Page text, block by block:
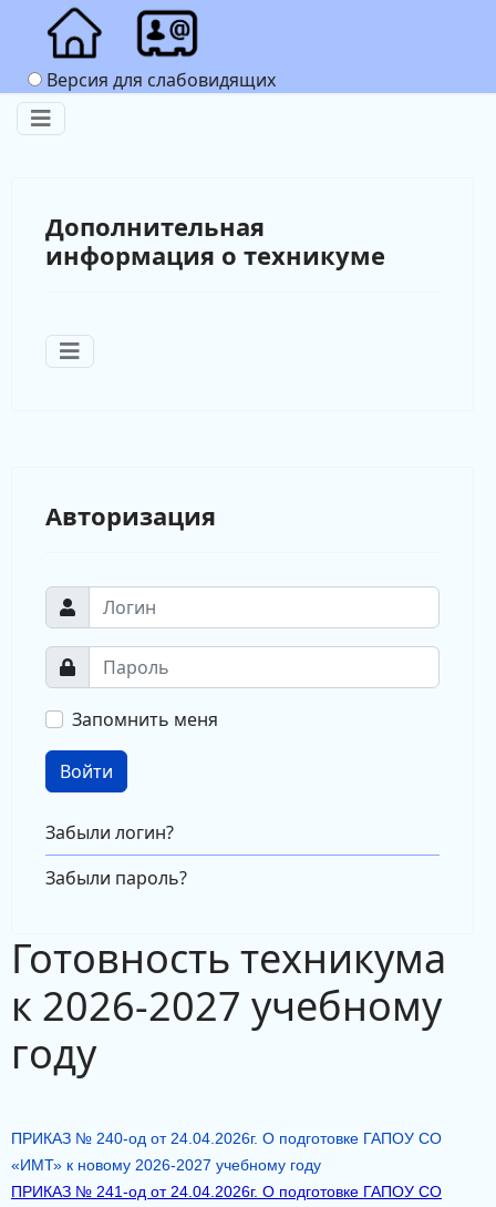
Версия для слабовидящих
Дополнительная
информация о техникуме
Авторизация
Запомнить меня
Войти
Забыли логин?
Забыли пароль?
Готовность техникума
к 2026-2027 учебному
году
ПРИКАЗ № 240-од от 24.04.2026г. О подготовке ГАПОУ СО
«ИМТ» к новому 2026-2027 учебному году
ПРИКАЗ № 241-од от 24.04.2026г. О подготовке ГАПОУ СО